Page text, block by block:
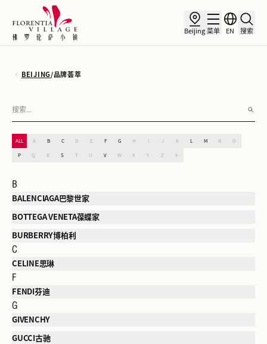
Beijing 菜单 EN 搜索
BEIJING/品牌荟萃
ALL A B C D E F G H K M N O
P Q R S T V W X Y Z #
B
BALENCIAGA巴黎世家
BOTTEGA VENETA葆蝶家
BURBERRY博柏利
C
CELINE思琳
F
FENDI芬迪
G
GIVENCHY
GUCCI古驰